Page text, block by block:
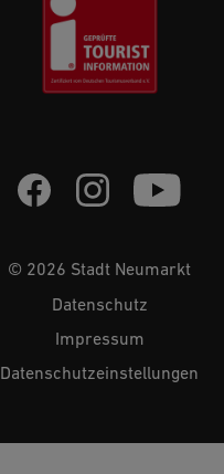
© 2026 Stadt Neumarkt
Datenschutz
Impressum
Datenschutzeinstellungen